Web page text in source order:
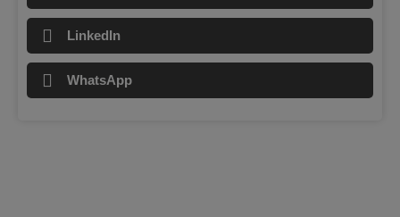
LinkedIn
WhatsApp